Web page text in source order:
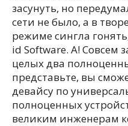
засунуть, но
сети не было, а в
режиме сингла
id Software. А! Совсем
целых два
представьте, вы
девайсу по
полноценных
великим инженерам